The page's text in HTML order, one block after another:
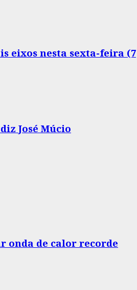
eixos nesta sexta-feira
José Múcio
onda de calor recorde